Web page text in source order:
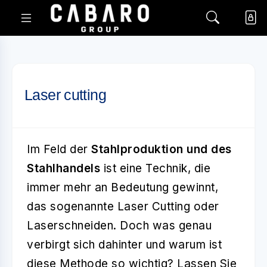
Laser cutting
Im Feld der Stahlproduktion und des
Stahlhandels ist eine Technik, die
immer mehr an Bedeutung gewinnt,
das sogenannte Laser Cutting oder
Laserschneiden. Doch was genau
verbirgt sich dahinter und warum ist
diese Methode so wichtig? Lassen Sie